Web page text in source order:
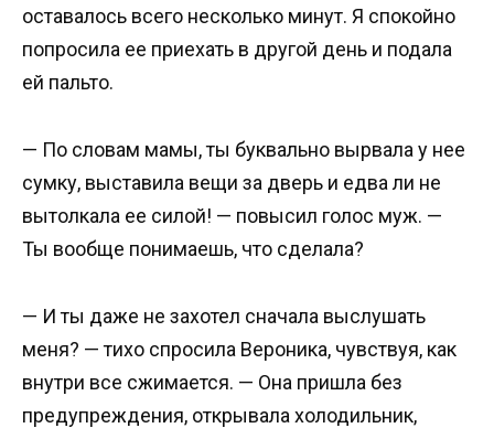
оставалось всего несколько минут. Я спокойно
попросила ее приехать в другой день и подала
ей пальто.
— По словам мамы, ты буквально вырвала у нее
сумку, выставила вещи за дверь и едва ли не
вытолкала ее силой! — повысил голос муж. —
Ты вообще понимаешь, что сделала?
— И ты даже не захотел сначала выслушать
меня? — тихо спросила Вероника, чувствуя, как
внутри все сжимается. — Она пришла без
предупреждения, открывала холодильник,